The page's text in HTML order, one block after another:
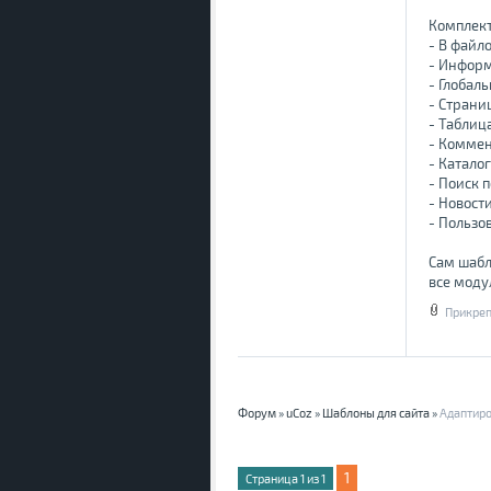
- В
-
-
-
-
-
-
- Поиск
-
-
Сам
все
Форум»uCoz » Шаблоны для сайта»
Страница1из1 1